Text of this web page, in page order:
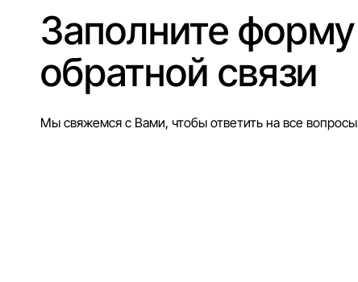
Заполните форму
обратной связи
Мы свяжемся с Вами, чтобы ответить на все вопросы